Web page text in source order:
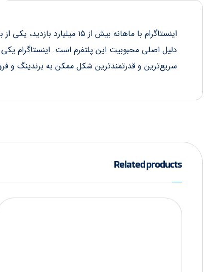
اینستاگرام با ماهانه بیش
دلیل اصلی محبوبیت این پلتفرم است. اینستاگرام
سریع‌ترین و قدرتمندترین شکل ممکن به برندینگ و
Related products